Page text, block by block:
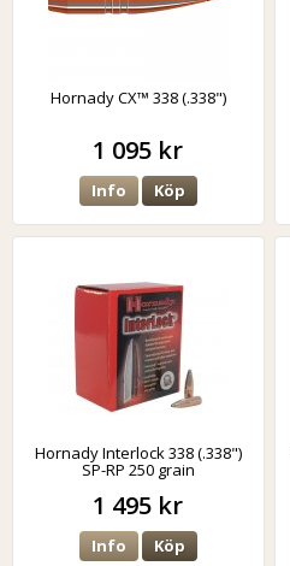
Hornady CX™ 338 (.338")
1 095 kr
Info Köp
Hornady Interlock 338 (.338")
SP-RP 250 grain
1 495 kr
Info Köp